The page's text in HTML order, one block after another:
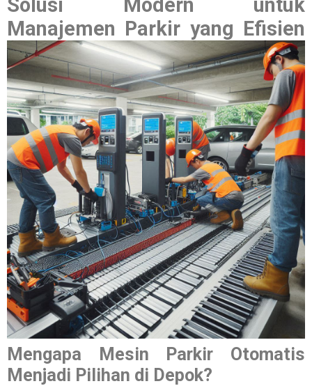
Manajemen Parkir yang Efisien
Mengapa Mesin Parkir Otomatis
Menjadi Pilihan di Depok?